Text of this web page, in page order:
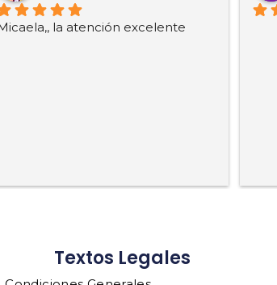
la atención excelente
Textos Legales